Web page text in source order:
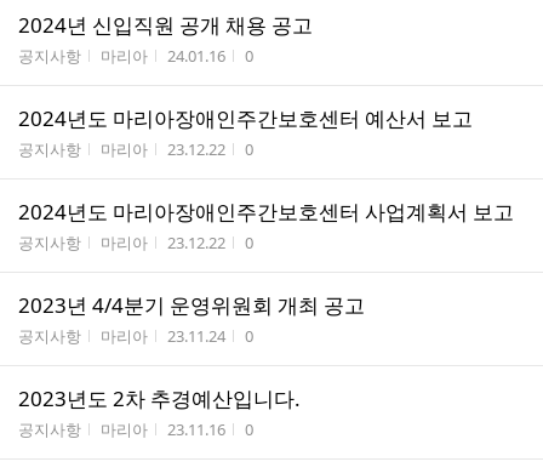
2024년 신입직원 공개 채용 공고
게시판명
공지사항 작성자
마리아 작성시간
24.01.16 조회수
0
2024년도 마리아장애인주간보호센터 예산서 보고
게시판명
공지사항 작성자
마리아 작성시간
23.12.22 조회수
0
2024년도 마리아장애인주간보호센터 사업계획서 보고
게시판명
공지사항 작성자
마리아 작성시간
23.12.22 조회수
0
2023년 4/4분기 운영위원회 개최 공고
게시판명
공지사항 작성자
마리아 작성시간
23.11.24 조회수
0
2023년도 2차 추경예산입니다.
게시판명
공지사항 작성자
마리아 작성시간
23.11.16 조회수
0